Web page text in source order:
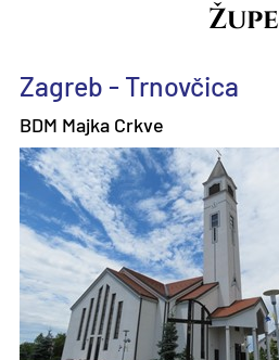
Župe
Zagreb - Trnovčica
BDM Majka Crkve